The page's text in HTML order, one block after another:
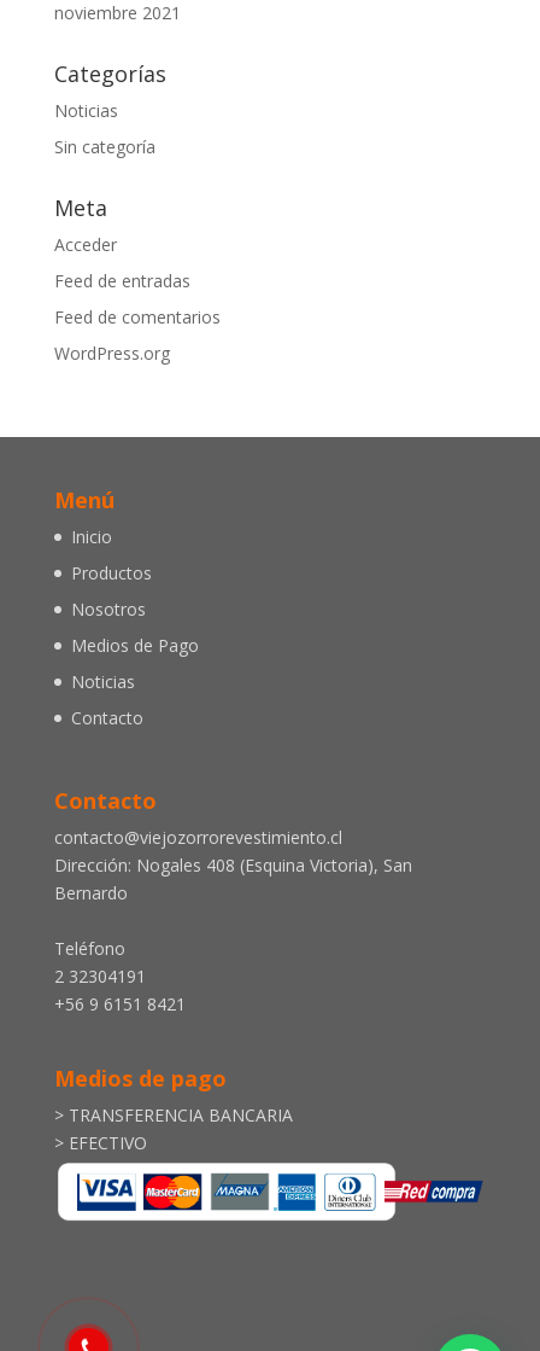
noviembre 2021
Categorías
Noticias
Sin categoría
Meta
Acceder
Feed de entradas
Feed de comentarios
WordPress.org
Menú
Inicio
Productos
Nosotros
Medios de Pago
Noticias
Contacto
Contacto
contacto@viejozorrorevestimiento.cl
Dirección: Nogales 408 (Esquina Victoria), San
Bernardo
Teléfono
2 32304191
+56 9 6151 8421
Medios de pago
> TRANSFERENCIA BANCARIA
> EFECTIVO